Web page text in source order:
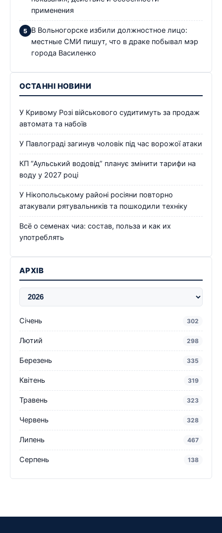
применения
В Вольногорске избили должностное лицо:
местные СМИ пишут, что в драке побывал мэр
города Василенко
ОСТАННІ НОВИНИ
У Кривому Розі військового судитимуть за продаж
автомата та набоїв
У Павлограді загинув чоловік під час ворожої атаки
КП “Аульський водовід” планує змінити тарифи на
воду у 2027 році
У Нікопольському районі росіяни повторно
атакували рятувальників та пошкодили техніку
Всё о семенах чиа: состав, польза и как их
употреблять
АРХІВ
Січень 302
Лютий 298
Березень 335
Квітень 319
Травень 323
Червень 328
Липень 467
Серпень 138